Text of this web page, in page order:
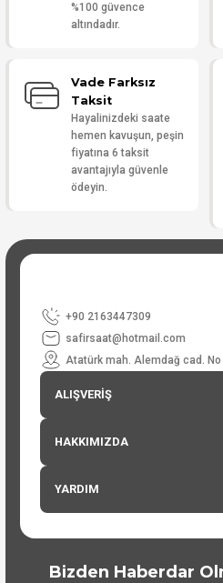
%100 güvence
altındadır.
Vade Farksız
Taksit
Hayalinizdeki saate
hemen kavuşun, peşin
fiyatına 6 taksit
avantajıyla güvenle
ödeyin.
+90 2163447309
safirsaat@hotmail.com
Atatürk mah. Alemdağ cad.
ALIŞVERİŞ
HAKKIMIZDA
YARDIM
Bizden Haberdar